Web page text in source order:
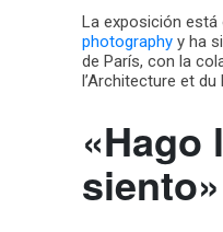
La exposición está
photography y ha
de París, con la
l’Architecture et du
«Hago
siento»